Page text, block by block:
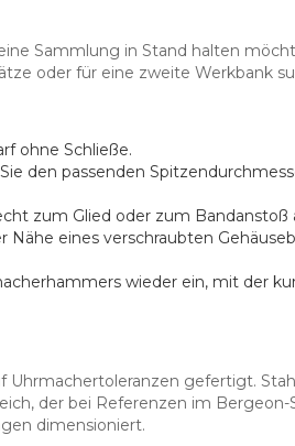
Sammlung in Stand halten
oder für eine zweite Werkbank
ohne Schließe.
den passenden
zum Glied oder zum Bandanstoß
eines verschraubten
wieder ein, mit der
gefertigt.
der bei Referenzen im
dimensioniert.